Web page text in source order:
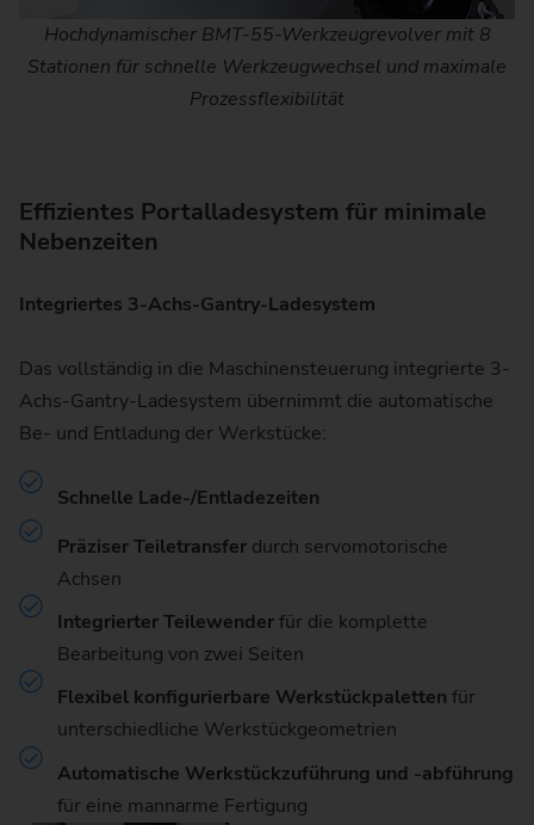
Hochdynamischer BMT-55-Werkzeugrevolver mit 8
Stationen für schnelle Werkzeugwechsel und maximale
Prozessflexibilität
Effizientes Portalladesystem für minimale
Nebenzeiten
Integriertes 3-Achs-Gantry-Ladesystem
Das vollständig in die Maschinensteuerung integrierte 3-
Achs-Gantry-Ladesystem übernimmt die automatische
Be- und Entladung der Werkstücke:
Schnelle Lade-/Entladezeiten
Präziser Teiletransfer durch servomotorische
Achsen
Integrierter Teilewenderfür die komplette
Bearbeitung von zwei Seiten
Flexibel konfigurierbare Werkstückpaletten für
unterschiedliche Werkstückgeometrien
Automatische Werkstückzuführung und -abführung
für eine mannarme Fertigung